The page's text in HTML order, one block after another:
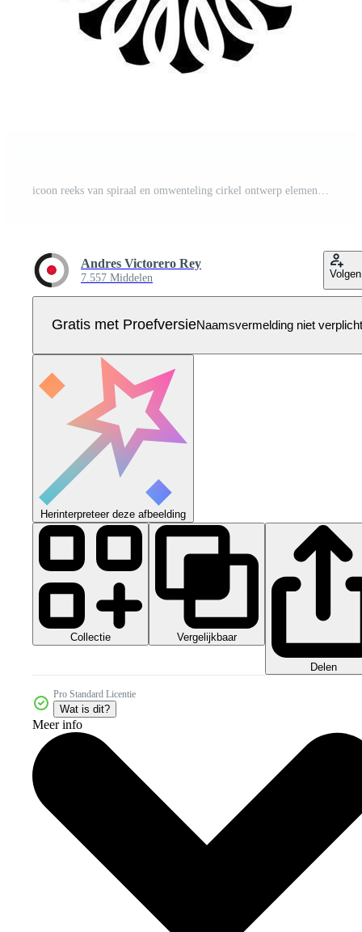
Andres Victorero Rey
7.557 Middelen Volgen
Gratis met ProefversieNaamsvermelding niet verplicht
Herinterpreteer deze afbeelding
Collectie Vergelijkbaar
Delen
Pro Standard Licentie
Wat is dit?
Meer info